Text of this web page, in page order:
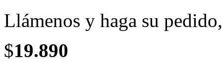
Llámenos y haga su
$19.890